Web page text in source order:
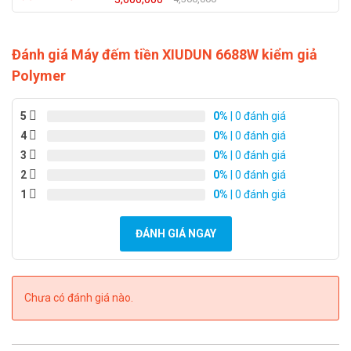
Chính sách và ưu đãi khi mua máy
Khách hàng sẽ được tư vấn và giao hàng miễn phí tận
nơi
Kỹ thuật sẽ giao máy và hướng dẫn bạn sử dụng máy
Khi hài lòng, bạn sẽ thanh toán chi phí theo đã thỏa
Hỗ trợ đổi – trả theo quy định nếu lỗi từ phía đơn vị sản
Ưu đãi hấp dẫn dành cho khách hàng lâu năm, khách
Nếu bạn có nhu cầu mua
Đánh giá Máy đếm tiền XIUDUN 6688W kiểm giả
Polymer
5 0% | 0 đánh giá
4
0% | 0 đánh giá
3
0% | 0 đánh giá
2
0% | 0 đánh giá
1
0% | 0 đánh giá
ĐÁNH GIÁ NGAY
Chưa có đánh giá nào.